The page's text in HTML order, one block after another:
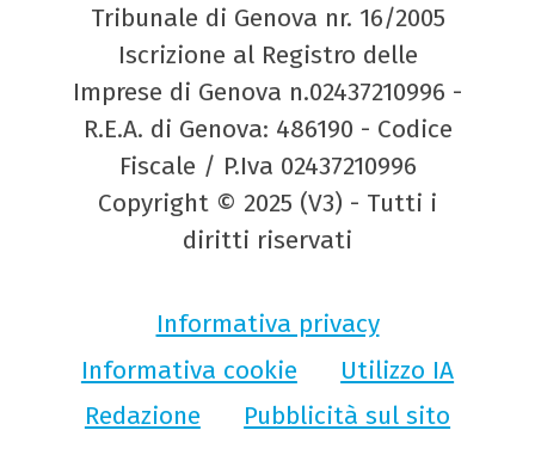
Tribunale di Genova nr. 16/2005
Iscrizione al Registro delle
Imprese di Genova n.02437210996 -
R.E.A. di Genova: 486190 - Codice
Fiscale / P.Iva 02437210996
Copyright © 2025 (V3) - Tutti i
diritti riservati
Informativa privacy
Informativa cookie
Utilizzo IA
Redazione
Pubblicità sul sito